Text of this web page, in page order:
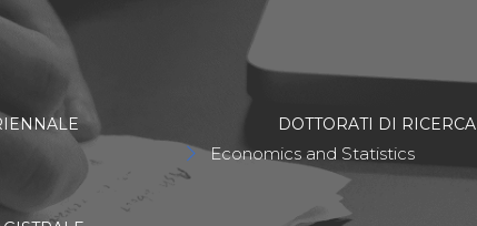
DOTTORATI DI RICERCA
Economics and Statistics